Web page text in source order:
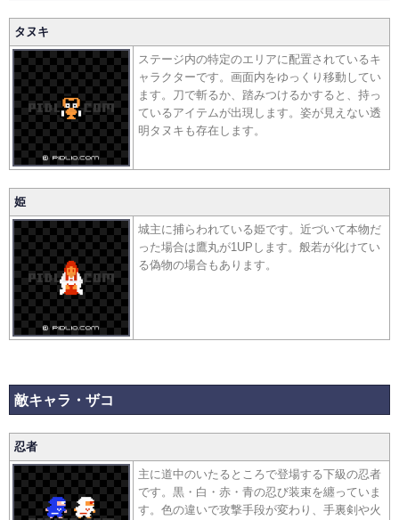
タヌキ
ステージ内の特定のエリアに配置されているキ
ャラクターです。画面内をゆっくり移動してい
ます。刀で斬るか、踏みつけるかすると、持っ
ているアイテムが出現します。姿が見えない透
明タヌキも存在します。
姫
城主に捕らわれている姫です。近づいて本物だ
った場合は鷹丸が1UPします。般若が化けてい
る偽物の場合もあります。
敵キャラ・ザコ
忍者
主に道中のいたるところで登場する下級の忍者
です。黒・白・赤・青の忍び装束を纏っていま
す。色の違いで攻撃手段が変わり、手裏剣や火